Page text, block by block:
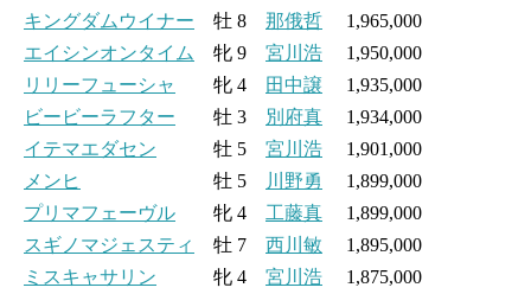
キングダムウイナー 牡 8 那俄哲 1,965,000
エイシンオンタイム
牝 9 宮川浩 1,950,000
リリーフューシャ
牝 4 田中譲 1,935,000
ビービーラフター 牡 3 別府真 1,934,000
イテマエダセン 牡 5 宮川浩 1,901,000
メンヒ
牡 5 川野勇
1,899,000
プリマフェーヴル 牝 4 工藤真 1,899,000
スギノマジェスティ
牡 7 西川敏 1,895,000
ミスキャサリン 牝 4 宮川浩 1,875,000